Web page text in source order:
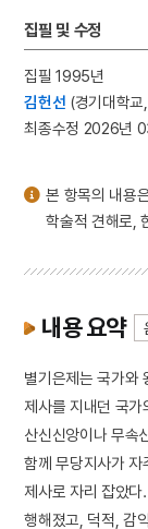
1 손곡
2
3 금동
5 고조
6 광
9 병
집필 및 수정
집필 1995년
김헌선 (경기대학교
최종수정 2026년
본 항목의 내용
학술적 견해로,
내용 요약
별기은제는 국가와
제사를 지내던 국가
산신신앙이나 무속
함께 무당지사가 자
제사로 자리 잡았
행해졌고, 덕적, 감